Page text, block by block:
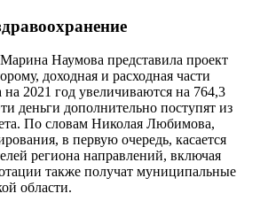
Наумова представила проект
доходная и расходная части
на 2021 год увеличиваются на 764,3
деньги дополнительно поступят из
По словам Николая Любимова,
в первую очередь, касается
региона направлений, включая
также получат муниципальные
области.